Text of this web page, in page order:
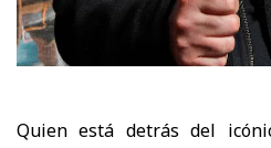
Quien está detrás del